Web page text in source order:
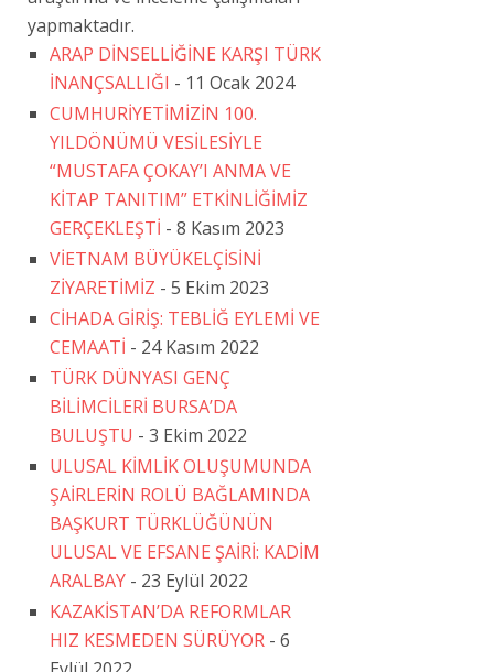
yapmaktadır.
ARAP DİNSELLİĞİNE KARŞI TÜRK
İNANÇSALLIĞI - 11 Ocak 2024
CUMHURİYETİMİZİN 100.
YILDÖNÜMÜ VESİLESİYLE
“MUSTAFA ÇOKAY’I ANMA VE
KİTAP TANITIM” ETKİNLİĞİMİZ
GERÇEKLEŞTİ - 8 Kasım 2023
VİETNAM BÜYÜKELÇİSİNİ
ZİYARETİMİZ - 5 Ekim 2023
CİHADA GİRİŞ: TEBLİĞ EYLEMİ VE
CEMAATİ - 24 Kasım 2022
TÜRK DÜNYASI GENÇ
BİLİMCİLERİ BURSA’DA
BULUŞTU - 3 Ekim 2022
ULUSAL KİMLİK OLUŞUMUNDA
ŞAİRLERİN ROLÜ BAĞLAMINDA
BAŞKURT TÜRKLÜĞÜNÜN
ULUSAL VE EFSANE ŞAİRİ: KADİM
ARALBAY - 23 Eylül 2022
KAZAKİSTAN’DA REFORMLAR
HIZ KESMEDEN SÜRÜYOR - 6